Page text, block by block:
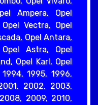
Ampera, Opel
Vectra, Opel
Opel Antara,
Astra, Opel
Opel Karl, Opel
1995, 1996,
2002, 2003,
2009, 2010,